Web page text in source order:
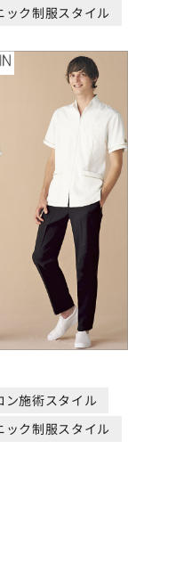
ック制服スタイル
ン施術スタイル
ック制服スタイル